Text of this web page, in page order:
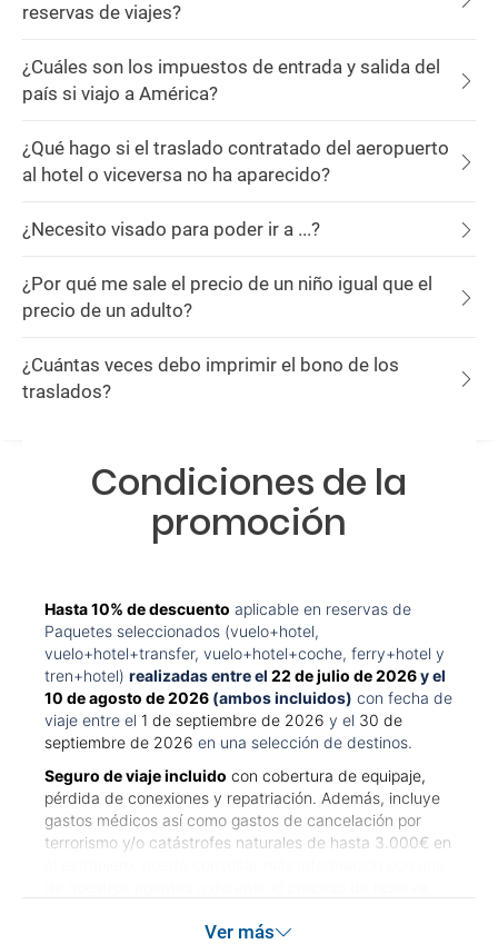
reservas de viajes?
¿Cuáles son los impuestos de entrada y salida del
país si viajo a América?
¿Qué hago si el traslado contratado del aeropuerto
al hotel o viceversa no ha aparecido?
¿Necesito visado para poder ir a ...?
¿Por qué me sale el precio de un niño igual que el
precio de un adulto?
¿Cuántas veces debo imprimir el bono de los
traslados?
Condiciones de la
promoción
Hasta 10% de descuento aplicable en reservas de
Paquetes seleccionados (vuelo+hotel,
vuelo+hotel+transfer, vuelo+hotel+coche, ferry+hotel y
tren+hotel) realizadas entre el 22 de julio de 2026y el
10 de agosto de 2026 (ambos incluidos) con fecha de
viaje entre el 1 de septiembre de 2026 y el 30 de
septiembre de 2026 en una selección de destinos.
Seguro de viaje incluido con cobertura de equipaje,
pérdida de conexiones y repatriación. Además, incluye
gastos médicos así como gastos de cancelación por
terrorismo y/o catástrofes naturales de hasta 3.000€ en
no olvide que si quiere reforzar esta asistencia tiene que
Ver más